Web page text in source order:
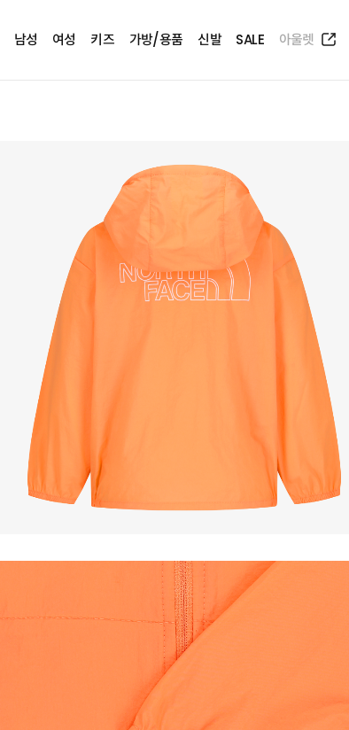
남성 여성 키즈 가방/용품 신발 SALE 아울렛